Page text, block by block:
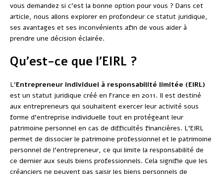
vous demandez si c’est la bonne option pour vous ? Dans cet
article, nous allons explorer en profondeur ce statut juridique,
ses avantages et ses inconvénients afin de vous aider à
prendre une décision éclairée.
Qu’est-ce que l’EIRL ?
L’Entrepreneur individuel à responsabilité limitée (EIRL)
est un statut juridique créé en France en 2011. Il est destiné
aux entrepreneurs qui souhaitent exercer leur activité sous
forme d’entreprise individuelle tout en protégeant leur
patrimoine personnel en cas de difficultés financières. L’EIRL
permet de dissocier le patrimoine professionnel et le patrimoine
personnel de l’entrepreneur, ce qui limite la responsabilité de
ce dernier aux seuls biens professionnels. Cela signifie que les
créanciers ne peuvent pas saisir les biens personnels de